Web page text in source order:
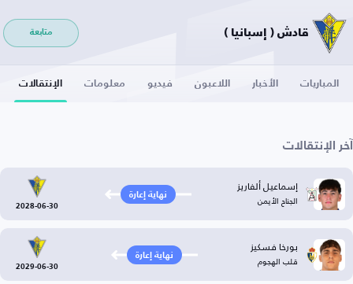
قادش ( إسبانيا ) متابعة
المباريات الأخبار اللاعبون فيديو معلومات الإنتقالات
آخر الإنتقالات
إسماعيل ألفاريز
الجناح الأيمن نهاية إعارة
2028-06-30
بورخا فسكيز
قلب الهجوم نهاية إعارة
2029-06-30